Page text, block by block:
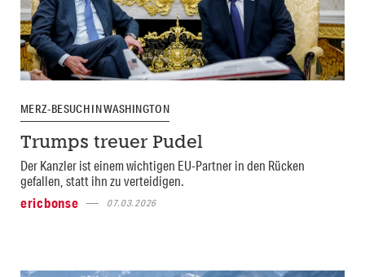
MERZ-BESUCH IN WASHINGTON
Trumps treuer Pudel
Der Kanzler ist einem wichtigen EU-Partner in den Rücken
gefallen, statt ihn zu verteidigen.
ericbonse
07.03.2026